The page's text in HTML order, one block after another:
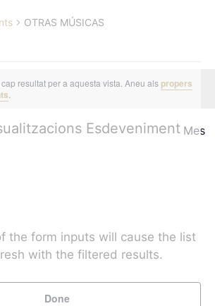
OTRAS MÚSICAS
resultat per a aquesta vista. Aneu als propers
Esdeveniment Mes
the form inputs will cause the list
with the filtered results.
Done